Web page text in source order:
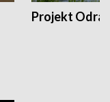
Projekt Odra